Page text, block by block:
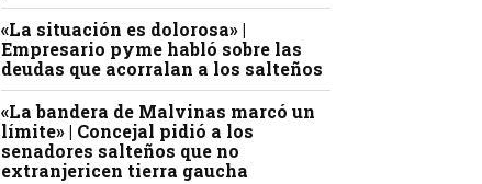
«La situación es dolorosa» |
Empresario pyme habló sobre las
deudas que acorralan a los salteños
«La bandera de Malvinas marcó un
límite» | Concejal pidió a los
senadores salteños que no
extranjericen tierra gaucha